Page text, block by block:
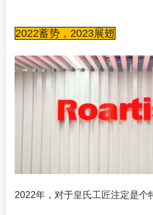
2022蓄势，2023展翅
2022年，对于皇氏工匠注定是个